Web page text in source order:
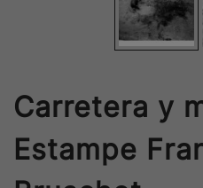
Carretera y
Estampe